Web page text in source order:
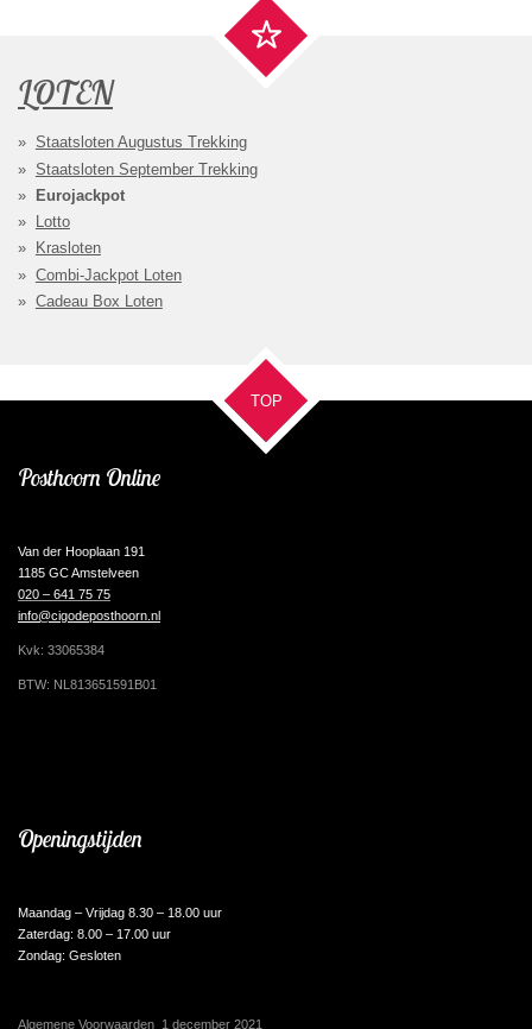
LOTEN
Staatsloten Augustus Trekking
Staatsloten September Trekking
Eurojackpot
Lotto
Krasloten
Combi-Jackpot Loten
Cadeau Box Loten
TOP
Posthoorn Online
Van der Hooplaan 191
1185 GC Amstelveen
020 – 641 75 75
info@cigodeposthoorn.nl
Kvk: 33065384
BTW: NL813651591B01
Openingstijden
Maandag – Vrijdag 8.30 – 18.00 uur
Zaterdag: 8.00 – 17.00 uur
Zondag: Gesloten
Algemene Voorwaarden 1 december 2021